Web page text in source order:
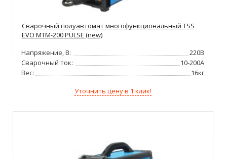
Сварочный полуавтомат многофункциональный TSS
EVO MTM-200 PULSE (new)
Напряжение, В:
220В
Сварочный ток:
10-200А
Вес:
16кг
Уточнить цену в 1 клик!